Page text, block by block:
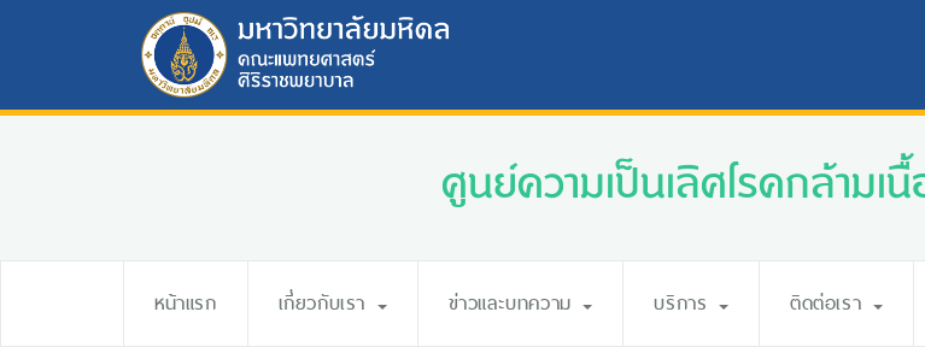
ศูนย์ความเป็นเลิศโรคกล้ามเ
หน้าแรก เกี่ยวกับเรา ข่าวและบทความ บริการ ติดต่อเรา